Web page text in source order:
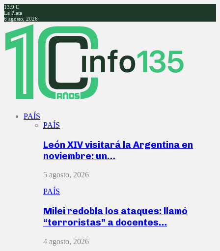
13.9 C
La Plata
6 agosto, 2026
Facebook
Twitter
Instagram
Youtube
PAÍS
PAÍS
León XIV visitará la Argentina en
noviembre: un…
5 agosto, 2026
PAÍS
Milei redobla los ataques: llamó
“terroristas” a docentes…
4 agosto, 2026